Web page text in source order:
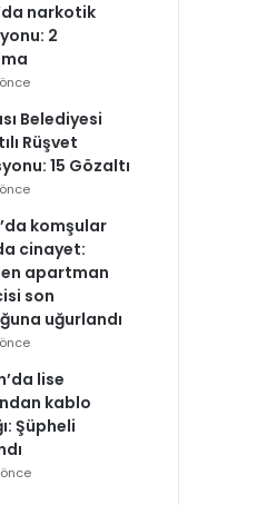
narkotik
2
Belediyesi
Rüşvet
15 Gözaltı
komşular
cinayet:
apartman
son
uğurlandı
lise
kablo
Şüpheli